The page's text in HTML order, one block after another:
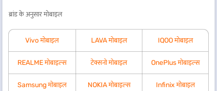
ब्रांड के अनुसार मोबाइल
Vivo मोबाइल LAVA मोबाइल IQOO मोबाइल
REALME मोबाइल्स टेक्सनो मोबाइल OnePlus मोबाइल्स
Samsung मोबाइल NOKIA मोबाइल्स Infinix मोबाइल